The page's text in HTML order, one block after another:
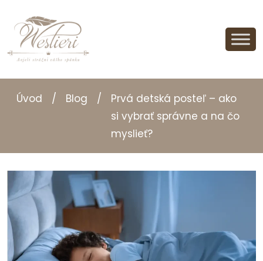
Úvod / Blog /
Prvá detská posteľ – ako
si vybrať správne a na čo
myslieť?